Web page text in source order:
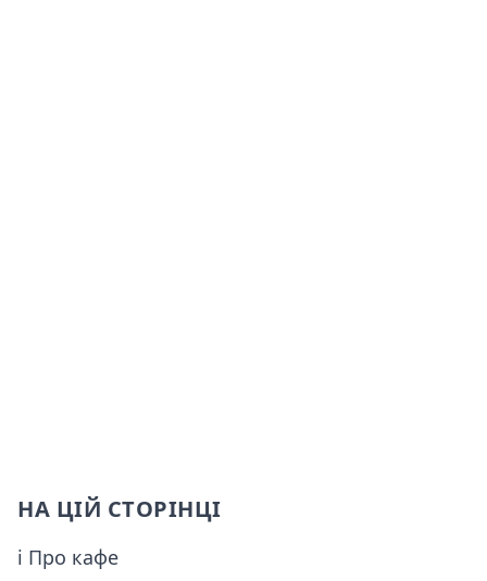
НА ЦІЙ СТОРІНЦІ
ℹ Про кафе